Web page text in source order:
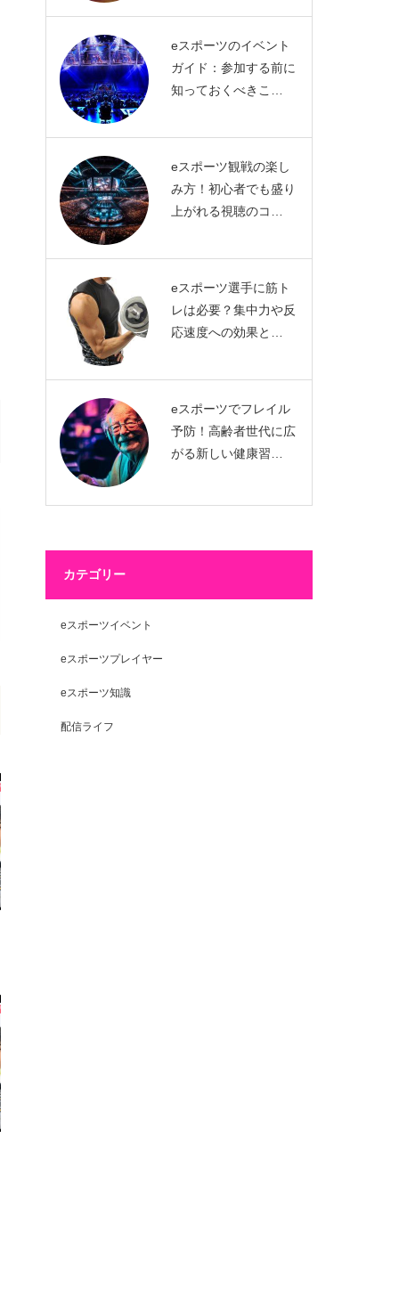
eスポーツのイベント
ガイド：参加する前に
知っておくべきこ…
eスポーツ観戦の楽し
み方！初心者でも盛り
上がれる視聴のコ…
eスポーツ選手に筋ト
レは必要？集中力や反
応速度への効果と…
eスポーツでフレイル
予防！高齢者世代に広
がる新しい健康習…
カテゴリー
eスポーツイベント
eスポーツプレイヤー
eスポーツ知識
配信ライフ